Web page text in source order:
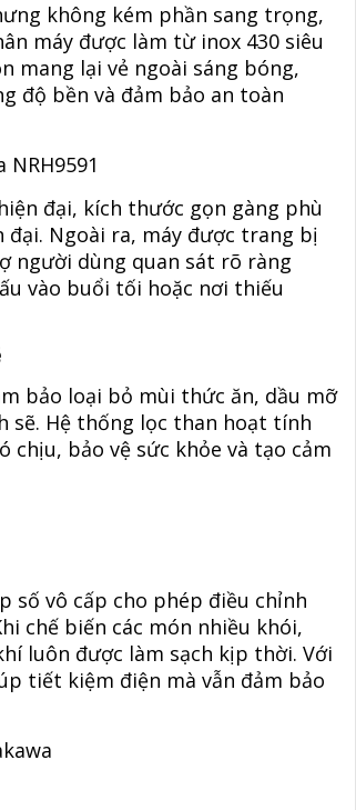
không kém phần sang trọng,
máy được làm từ inox 430 siêu
mang lại vẻ ngoài sáng bóng,
độ bền và đảm bảo an toàn
đại, kích thước gọn gàng phù
Ngoài ra, máy được trang bị
người dùng quan sát rõ ràng
vào buổi tối hoặc nơi thiếu
bảo loại bỏ mùi thức ăn, dầu mỡ
sẽ. Hệ thống lọc than hoạt tính
bảo vệ sức khỏe và tạo cảm
số vô cấp cho phép điều chỉnh
chế biến các món nhiều khói,
luôn được làm sạch kịp thời. Với
tiết kiệm điện mà vẫn đảm bảo